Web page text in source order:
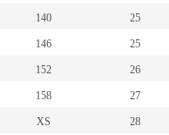
140 25
146 25
152 26
158 27
XS 28